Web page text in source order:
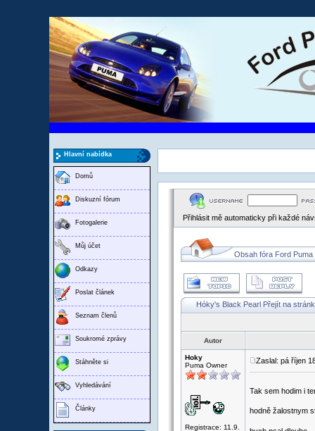
Hlavní nabídka
Domů
Diskuzní fórum
Fotogalerie
Můj účet
Odkazy
Poslat článek
Seznam členů
Soukromé zprávy
Stáhněte si
Vyhledávání
Články
Přihlásit mě automaticky při každé
Obsah fóra Ford Puma
Hóky's Black Pearl Přejít na
Autor
Hoky
Puma Owner
Registrace: 11.9.
Zaslal: pá říjen
Tak sem hodim i
hodně žalostnym